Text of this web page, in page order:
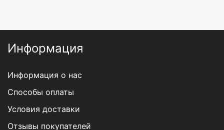
Информация
Информация о нас
Способы оплаты
Условия доставки
Отзывы покупателей